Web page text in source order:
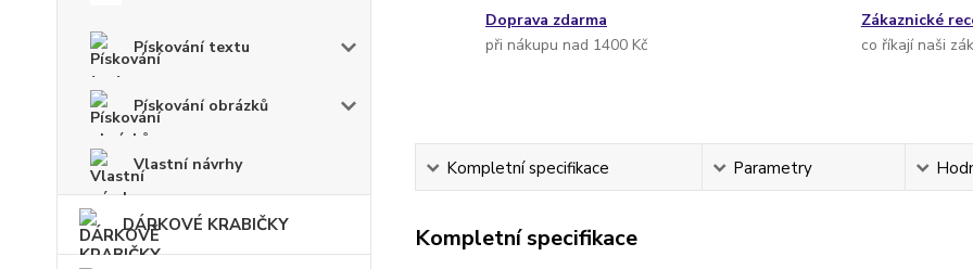
Pískování textu
Pískování obrázků
Vlastní návrhy
DÁRKOVÉ KRABIČKY
Doprava zdarma
při nákupu nad 1400 Kč
Zákaznické
co říkají naši
Kompletní specifikace Parametry
Kompletní specifikace